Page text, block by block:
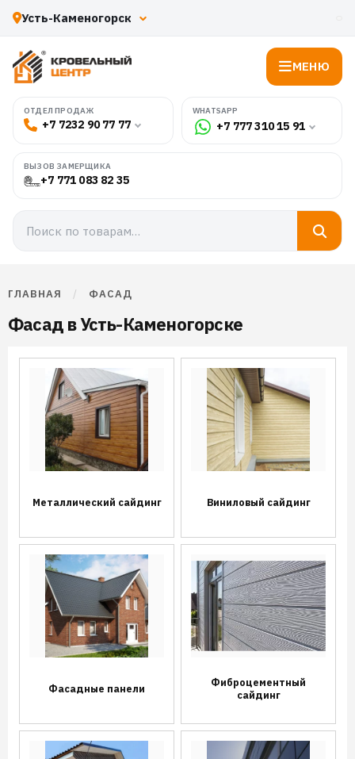
МЕНЮ
ОТДЕЛ ПРОДАЖ
+7 7232 90 77 77
WHATSAPP
+7 777 310 15 91
ВЫЗОВ ЗАМЕРЩИКА
+7 771 083 82 35
ГЛАВНАЯ / ФАСАД
Фасад в Усть-Каменогорске
Металлический сайдинг Виниловый сайдинг
Фасадные панели
Фиброцементный
сайдинг